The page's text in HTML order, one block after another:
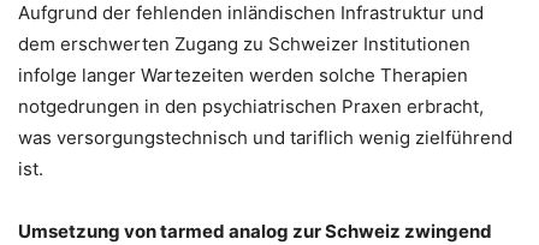
Aufgrund der fehlenden inländischen Infrastruktur und
dem erschwerten Zugang zu Schweizer Institutionen
infolge langer Wartezeiten werden solche Therapien
notgedrungen in den psychiatrischen Praxen erbracht,
was versorgungstechnisch und tariflich wenig zielführend
ist.
Umsetzung von tarmed analog zur Schweiz zwingend